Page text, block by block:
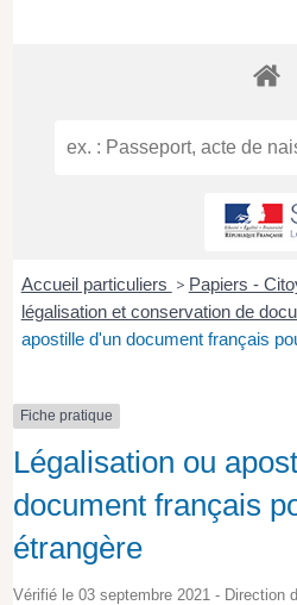
Accueil particuliers > Papiers -
légalisation et conservation de
apostille d'un document français
Fiche pratique
Légalisation ou
document français
étrangère
Vérifié le 03 septembre 2021 - Direction